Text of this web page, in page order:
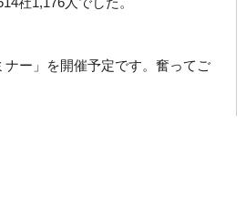
ー」を開催予定です。奮ってご